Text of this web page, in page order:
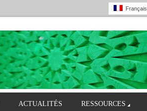
Français
ACTUALITÉS RESSOURCES